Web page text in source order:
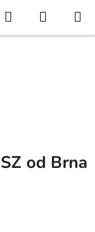
Hledat
KOŠÍK
od Brna